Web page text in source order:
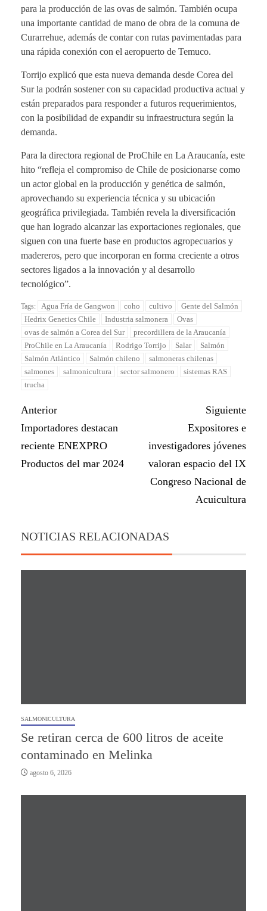
para la producción de las ovas de salmón. También ocupa
una importante cantidad de mano de obra de la comuna de
Curarrehue, además de contar con rutas pavimentadas para
una rápida conexión con el aeropuerto de Temuco.
Torrijo explicó que esta nueva demanda desde Corea del
Sur la podrán sostener con su capacidad productiva actual y
están preparados para responder a futuros requerimientos,
con la posibilidad de expandir su infraestructura según la
demanda.
Para la directora regional de ProChile en La Araucanía, este
hito “refleja el compromiso de Chile de posicionarse como
un actor global en la producción y genética de salmón,
aprovechando su experiencia técnica y su ubicación
geográfica privilegiada. También revela la diversificación
que han logrado alcanzar las exportaciones regionales, que
siguen con una fuerte base en productos agropecuarios y
madereros, pero que incorporan en forma creciente a otros
sectores ligados a la innovación y al desarrollo
tecnológico”.
Tags: Agua Fría de Gangwon coho cultivo
Gente del Salmón
Hedrix Genetics Chile
Industria salmonera
Ovas
ovas de salmón a Corea del Sur
precordillera de la Araucanía
ProChile en La Araucanía
Rodrigo Torrijo Salar
Salmón
Salmón Atlántico
Salmón chileno
salmoneras chilenas
salmones
salmonicultura sector salmonero
sistemas RAS
trucha
Anterior
Importadores destacan
reciente ENEXPRO
Productos del mar 2024
Siguiente
Expositores e
investigadores jóvenes
valoran espacio del IX
Congreso Nacional de
Acuicultura
NOTICIAS RELACIONADAS
SALMONICULTURA
Se retiran cerca de 600 litros de aceite
contaminado en Melinka
agosto 6, 2026